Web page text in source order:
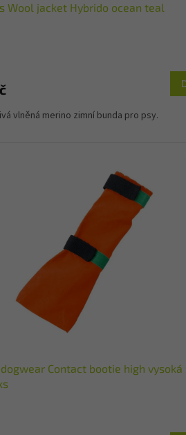
Wool jacket Hybrido ocean teal
vlněná merino zimní bunda pro psy.
Contact bootie high vysoká